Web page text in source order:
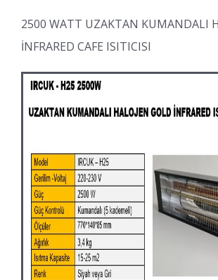
2500 WATT UZAKTAN KUMANDALI
İNFRARED CAFE ISITICISI